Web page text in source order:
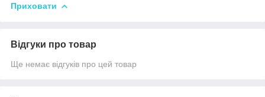
Приховати
Відгуки про товар
Ще немає відгуків про цей товар